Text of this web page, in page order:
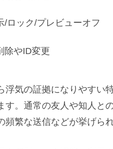
/ロック/プレビューオフ
除やID変更
浮気の証拠になりやすい
す。通常の友人や知人と
繁な送信などが挙げられ